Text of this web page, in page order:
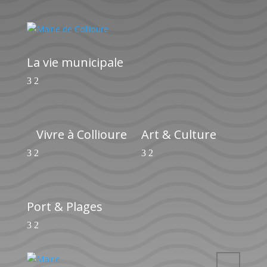
La vie municipale
Vivre à Collioure Art & Culture
Port & Plages